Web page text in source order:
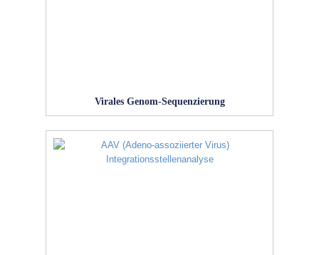
Virales Genom-Sequenzierung